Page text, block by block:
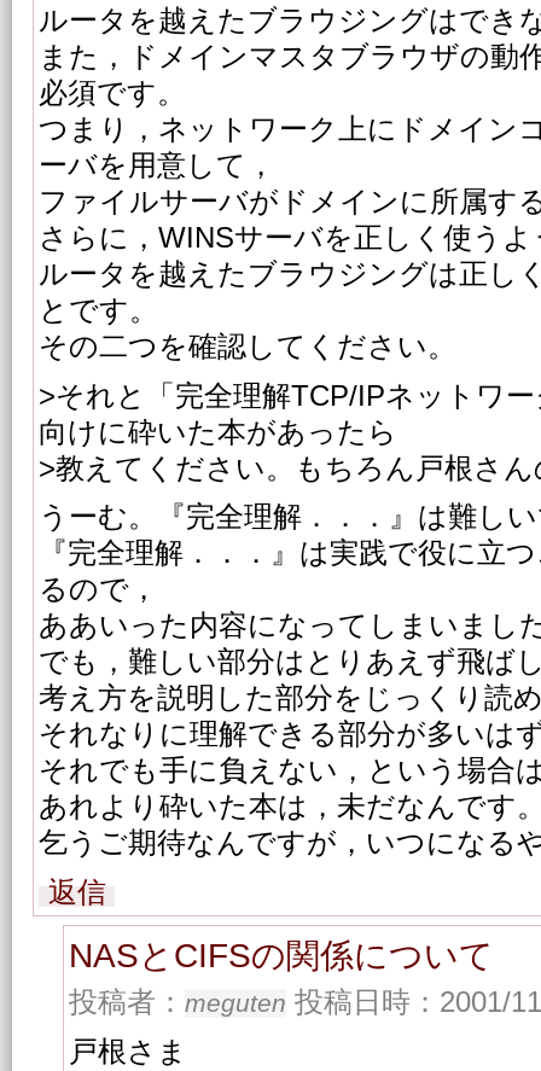
ルータを越えたブラウジングはでき
また，ドメインマスタブラウザの動
必須です。
つまり，ネットワーク上にドメイン
ーバを用意して，
ファイルサーバがドメインに所属す
さらに，WINSサーバを正しく使う
ルータを越えたブラウジングは正し
とです。
その二つを確認してください。
>それと「完全理解TCP/IPネットワ
向けに砕いた本があったら
>教えてください。もちろん戸根さ
うーむ。『完全理解．．．』は難し
『完全理解．．．』は実践で役に立
るので，
ああいった内容になってしまいまし
でも，難しい部分はとりあえず飛ば
考え方を説明した部分をじっくり読
それなりに理解できる部分が多いは
それでも手に負えない，という場合
あれより砕いた本は，未だなんです
乞うご期待なんですが，いつになる
返信
NASとCIFSの関係について
投稿者： meguten 投稿日時：2001/
戸根さま